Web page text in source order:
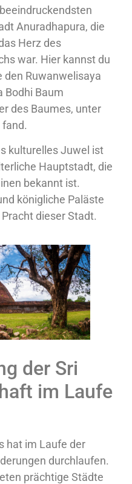
Anuradhapura, die
Herz des
war. Hier kannst du
Ruwanwelisaya
Bodhi Baum
des Baumes, unter
kulturelles Juwel ist
Hauptstadt, die
bekannt ist.
königliche Paläste
dieser Stadt.
der Sri
im Laufe
hat im Laufe der
durchlaufen.
prächtige Städte